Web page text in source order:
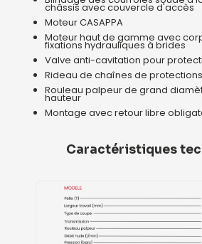
châssis avec couvercle d'accès
Moteur CASAPPA
Moteur haut de gamme avec
fixations hydrauliques à brides
Valve anti-cavitation pour
Rideau de chaînes de
Rouleau palpeur de grand
hauteur
Montage avec retour libre
Caractéristiques